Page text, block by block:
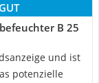
B 25
und ist
potenzielle